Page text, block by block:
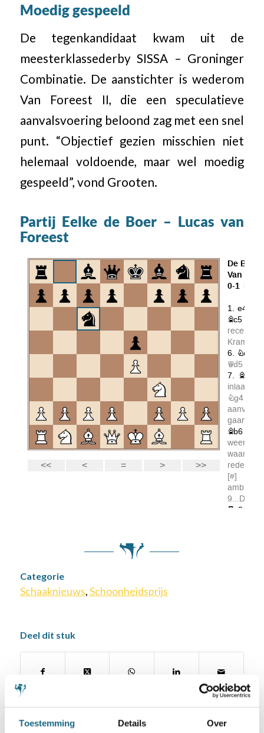
Toestemming Details Over
Moedig gespeeld
De tegenkandidaat kwam uit de
meesterklassederby SISSA – Groninger
Combinatie. De aanstichter is wederom
Van Foreest II, die een speculatieve
aanvalsvoering beloond zag met een snel
punt. “Objectief gezien misschien niet
helemaal voldoende, maar wel moedig
gespeeld”, vond Grooten.
Partij Eelke de Boer – Lucas van
Foreest
Categorie
Schaaknieuws,Schoonheidsprijs
Deel dit stuk